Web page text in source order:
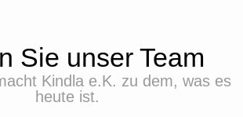
Sie unser Team
Kindla e.K. zu dem, was es
heute ist.